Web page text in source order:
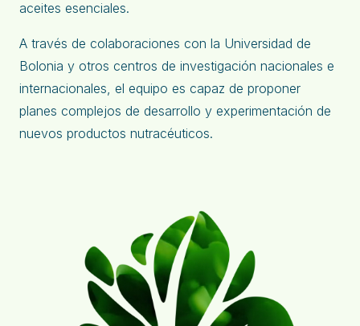
aceites esenciales.
A través de colaboraciones con la Universidad de
Bolonia y otros centros de investigación nacionales e
internacionales, el equipo es capaz de proponer
planes complejos de desarrollo y experimentación de
nuevos productos nutracéuticos.